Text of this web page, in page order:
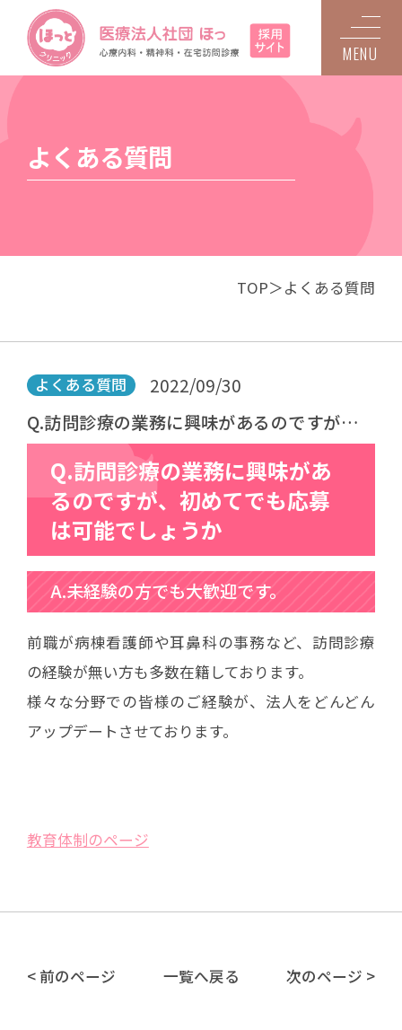
MENU
よくある質問
TOP よくある質問
よくある質問
2022/09/30
Q.訪問診療の業務に興味があるのですが、初
めてでも応募は可能でしょうか
Q.訪問診療の業務に興味があ
るのですが、初めてでも応募
は可能でしょうか
A.未経験の方でも大歓迎です。
前職が病棟看護師や耳鼻科の事務など、訪問診療
の経験が無い方も多数在籍しております。
様々な分野での皆様のご経験が、法人をどんどん
アップデートさせております。
教育体制のページ
< 前のページ 一覧へ戻る 次のページ >